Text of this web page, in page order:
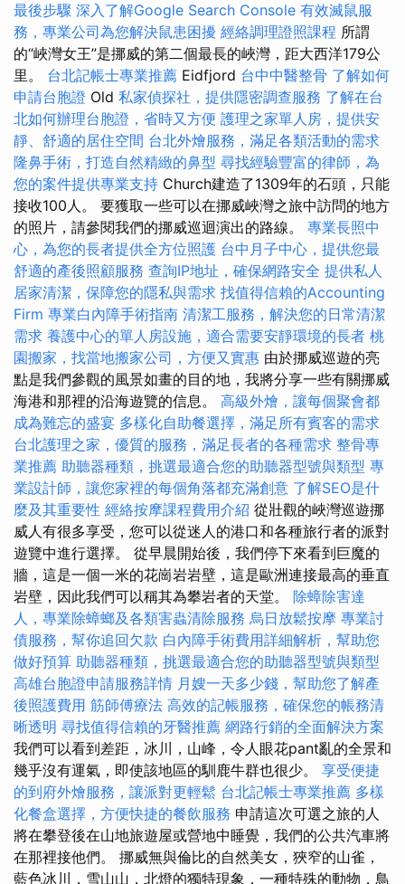
最後步驟 深入了解Google Search Console 有效滅鼠服
務，專業公司為您解決鼠患困擾 經絡調理證照課程 所謂
的“峽灣女王”是挪威的第二個最長的峽灣，距大西洋179公
里。 台北記帳士專業推薦 Eidfjord 台中中醫整骨 了解如何
申請台胞證 Old 私家偵探社，提供隱密調查服務 了解在台
北如何辦理台胞證，省時又方便 護理之家單人房，提供安
靜、舒適的居住空間 台北外燴服務，滿足各類活動的需求
隆鼻手術，打造自然精緻的鼻型 尋找經驗豐富的律師，為
您的案件提供專業支持 Church建造了1309年的石頭，只能
接收100人。 要獲取一些可以在挪威峽灣之旅中訪問的地方
的照片，請參閱我們的挪威巡迴演出的路線。 專業長照中
心，為您的長者提供全方位照護 台中月子中心，提供您最
舒適的產後照顧服務 查詢IP地址，確保網路安全 提供私人
居家清潔，保障您的隱私與需求 找值得信賴的Accounting
Firm 專業白內障手術指南 清潔工服務，解決您的日常清潔
需求 養護中心的單人房設施，適合需要安靜環境的長者 桃
園搬家，找當地搬家公司，方便又實惠 由於挪威巡遊的亮
點是我們參觀的風景如畫的目的地，我將分享一些有關挪威
海港和那裡的沿海遊覽的信息。 高級外燴，讓每個聚會都
成為難忘的盛宴 多樣化自助餐選擇，滿足所有賓客的需求
台北護理之家，優質的服務，滿足長者的各種需求 整骨專
業推薦 助聽器種類，挑選最適合您的助聽器型號與類型 專
業設計師，讓您家裡的每個角落都充滿創意 了解SEO是什
麼及其重要性 經絡按摩課程費用介紹 從壯觀的峽灣巡遊挪
威人有很多享受，您可以從迷人的港口和各種旅行者的派對
遊覽中進行選擇。 從早晨開始後，我們停下來看到巨魔的
牆，這是一個一米的花崗岩岩壁，這是歐洲連接最高的垂直
岩壁，因此我們可以稱其為攀岩者的天堂。 除蟑除害達
人，專業除蟑螂及各類害蟲清除服務 烏日放鬆按摩 專業討
債服務，幫你追回欠款 白內障手術費用詳細解析，幫助您
做好預算 助聽器種類，挑選最適合您的助聽器型號與類型
高雄台胞證申請服務詳情 月嫂一天多少錢，幫助您了解產
後照護費用 筋師傅療法 高效的記帳服務，確保您的帳務清
晰透明 尋找值得信賴的牙醫推薦 網路行銷的全面解決方案
我們可以看到差距，冰川，山峰，令人眼花pant亂的全景和
幾乎沒有運氣，即使該地區的馴鹿牛群也很少。 享受便捷
的到府外燴服務，讓派對更輕鬆 台北記帳士專業推薦 多樣
化餐盒選擇，方便快捷的餐飲服務 申請這次可選之旅的人
將在攀登後在山地旅遊屋或營地中睡覺，我們的公共汽車將
在那裡接他們。 挪威無與倫比的自然美女，狹窄的山雀，
藍色冰川，雪山山，北燈的獨特現象，一種特殊的動物，鳥